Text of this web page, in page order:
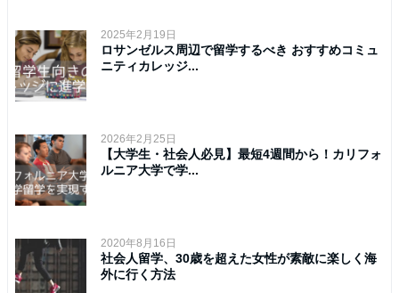
2025年2月19日
ロサンゼルス周辺で留学するべき おすすめコミュ
ニティカレッジ...
2026年2月25日
【大学生・社会人必見】最短4週間から！カリフォ
ルニア大学で学...
2020年8月16日
社会人留学、30歳を超えた女性が素敵に楽しく海
外に行く方法